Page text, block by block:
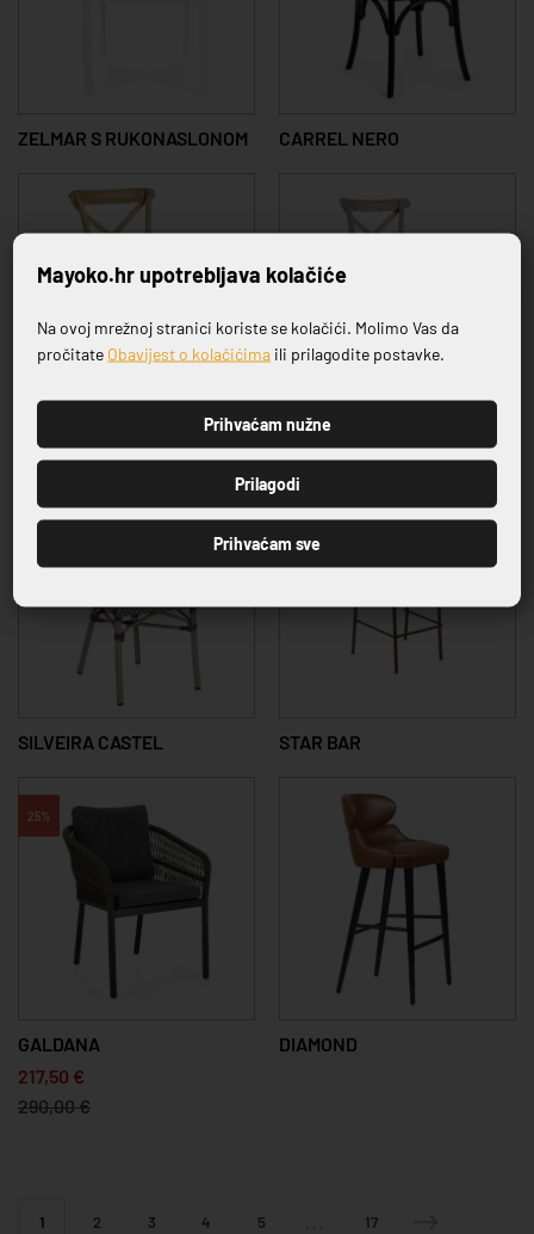
ZELMAR S RUKONASLONOM CARREL NERO
CROSS MARONE NATURAL
SILVEIRA CASTEL STAR BAR
25%
GALDANA
217,50 €
290,00 €
DIAMOND
1 2 3 4 5 ... 17
Prijavite se na naš newsletter
PRIJAVI SE
Mayoko.hr upotrebljava kolačiće
Na ovoj mrežnoj stranici koriste se kolačići. Molimo Vas da
pročitate Obavijest o kolačićima ili prilagodite postavke.
Prihvaćam nužne
Prilagodi
Prihvaćam sve